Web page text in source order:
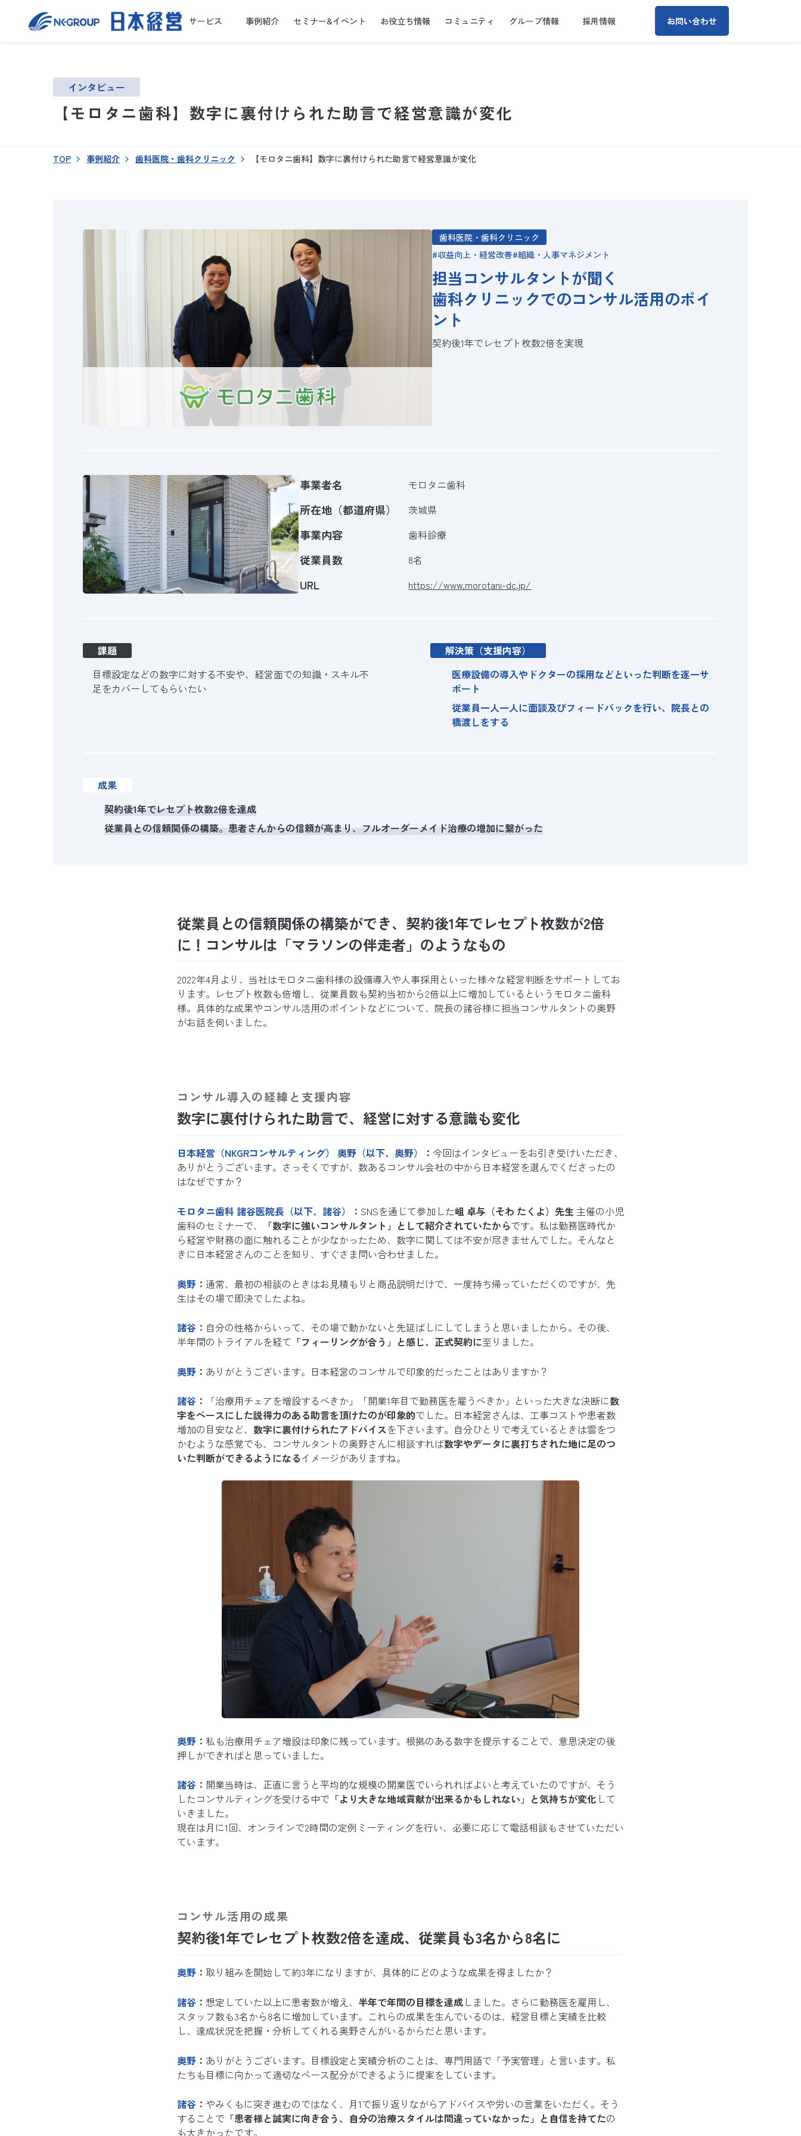
サービス 事例紹介 セミナー&イベント お役立ち情報 コミュニティ グループ情報 採用情報 お問い合わせ
インタビュー
【モロタニ歯科】数字に裏付けられた助言で経営意識が変化
TOP 事例紹介 歯科医院・歯科クリニック 【モロタニ歯科】数字に裏付けられた助言で経営意識が変化
歯科医院・歯科クリニック
収益向上・経営改善 組織・人事マネジメント
担当コンサルタントが聞く
歯科クリニックでのコンサル活用のポイ
ント
契約後1年でレセプト枚数2倍を実現
事業者名 モロタニ歯科
所在地（都道府県） 茨城県
事業内容 歯科診療
従業員数 8名
URL https://www.morotani-dc.jp/
課題
目標設定などの数字に対する不安や、経営面での知識・スキル不
足をカバーしてもらいたい
解決策（支援内容）
医療設備の導入やドクターの採用などといった判断を逐一サ
ポート
従業員一人一人に面談及びフィードバックを行い、院長との
橋渡しをする
成果
契約後1年でレセプト枚数2倍を達成
従業員との信頼関係の構築。患者さんからの信頼が高まり、フルオーダーメイド治療の増加に繋がった
従業員との信頼関係の構築ができ、契約後1年でレセプト枚数が2倍
に！コンサルは「マラソンの伴走者」のようなもの
2022年4月より、当社はモロタニ歯科様の設備導入や人事採用といった様々な経営判断をサポートしてお
ります。レセプト枚数も倍増し、従業員数も契約当初から2倍以上に増加しているというモロタニ歯科
様。具体的な成果やコンサル活用のポイントなどについて、院長の諸谷様に担当コンサルタントの奥野
がお話を伺いました。
コンサル導入の経緯と支援内容
数字に裏付けられた助言で、経営に対する意識も変化
日本経営（NKGRコンサルティング） 奥野（以下、奥野） ： 今回はインタビューをお引き受けいただき、
ありがとうございます。さっそくですが、数あるコンサル会社の中から日本経営を選んでくださったの
はなぜですか？
モロタニ歯科 諸谷医院長（以下、諸谷） ： SNSを通じて参加した岨 卓与（そわ たくよ）先生 主催の小児
歯科のセミナーで、
「数字に強いコンサルタント」として紹介されていたからです。私は勤務医時代か
ら経営や財務の面に触れることが少なかったため、数字に関しては不安が尽きませんでした。そんなと
きに日本経営さんのことを知り、すぐさま問い合わせました。
奥野 ： 通常、最初の相談のときはお見積もりと商品説明だけで、一度持ち帰っていただくのですが、先
生はその場で即決でしたよね。
諸谷 ： 自分の性格からいって、その場で動かないと先延ばしにしてしまうと思いましたから。その後、
半年間のトライアルを経て 「フィーリングが合う」と感じ、正式契約に至りました。
奥野 ： ありがとうございます。日本経営のコンサルで印象的だったことはありますか？
諸谷 ： 「治療用チェアを増設するべきか」「開業1年目で勤務医を雇うべきか」といった大きな決断に数
字をベースにした説得力のある助言を頂けたのが印象的でした。日本経営さんは、工事コストや患者数
増加の目安など、 数字に裏付けられたアドバイスを下さいます。自分ひとりで考えているときは雲をつ
かむような感覚でも、コンサルタントの奥野さんに相談すれば数字やデータに裏打ちされた地に足のつ
いた判断ができるようになるイメージがありますね。
奥野 ： 私も治療用チェア増設は印象に残っています。根拠のある数字を提示することで、意思決定の後
押しができればと思っていました。
諸谷 ： 開業当時は、正直に言うと平均的な規模の開業医でいられればよいと考えていたのですが、そう
したコンサルティングを受ける中で 「より大きな地域貢献が出来るかもしれない」と気持ちが変化 して
いきました。
現在は月に1回、オンラインで2時間の定例ミーティングを行い、必要に応じて電話相談もさせていただい
ています。
コンサル活用の成果
契約後1年でレセプト枚数2倍を達成、従業員も3名から8名に
奥野 ： 取り組みを開始して約3年になりますが、具体的にどのような成果を得ましたか？
諸谷 ： 想定していた以上に患者数が増え、 半年で年間の目標を達成 しました。さらに勤務医を雇用し、
スタッフ数も3名から8名に増加しています。これらの成果を生んでいるのは、経営目標と実績を比較
し、達成状況を把握・分析してくれる奥野さんがいるからだと思います。
奥野 ： ありがとうございます。目標設定と実績分析のことは、専門用語で「予実管理」と言います。私
たちも目標に向かって適切なペース配分ができるように提案をしています。
諸谷 ： やみくもに突き進むのではなく、月1で振り返りながらアドバイスや労いの言葉をいただく。そう
することで 「患者様と誠実に向き合う、自分の治療スタイルは間違っていなかった」と自信を持てたの
も大きかったです。